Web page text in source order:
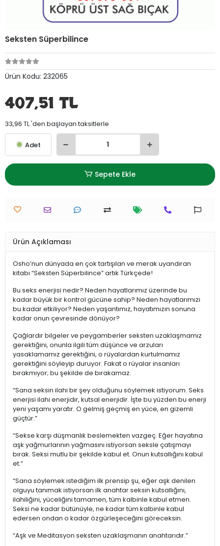
Seksten Süperbilince
Ürün Kodu: 232065
407,51 TL
33,96 TL 'den başlayan taksitlerle
Adet
Sepete Ekle
Ürün Açıklaması
Osho’nun dünyada en çok tartışılan ve merak uyandıran
kitabı “Seksten Süperbilince” artık Türkçede!
Bu seks enerjisi nedir? Neden hayatlarımız üzerinde bu
kadar büyük bir kontrol gücüne sahip? Neden hayatlarımızı
bu kadar etkiliyor? Neden yaşantımız, hayatımızın sonuna
kadar onun çevresinde dönüyor?
Çağlardır bilgeler ve peygamberler seksten uzaklaşmamız
gerektiğini, onunla ilgili tüm düşünce ve arzuları
yasaklamamız gerektiğini, o rüyalardan kurtulmamız
gerektiğini söyleyip duruyor. Fakat o rüyalar insanları
bırakmıyor; bu şekilde de bırakamaz.
“Sana seksin ilahi bir şey olduğunu söylemek istiyorum. Seks
enerjisi ilahi enerjidir, kutsal enerjidir. İşte bu yüzden bu enerji
yeni yaşamı yaratır. O gelmiş geçmiş en yüce, en gizemli
güçtür.”
“Sekse karşı düşmanlık beslemekten vazgeç. Eğer hayatına
aşk yağmurlarının yağmasını istiyorsan seksle çatışmayı
bırak. Seksi mutlu bir şekilde kabul et. Onun kutsallığını kabul
et.”
“Sana söylemek istediğim ilk prensip şu, eğer aşk denilen
olguyu tanımak istiyorsan ilk anahtar seksin kutsallığını,
ilahiliğini, yüceliğini tamamen, tüm kalbinle kabul etmen.
Seksi ne kadar bütünüyle, ne kadar tüm kalbinle kabul
edersen ondan o kadar özgürleşeceğini göreceksin.
“Aşk ve Meditasyon seksten uzaklaşmanın anahtarıdır.”